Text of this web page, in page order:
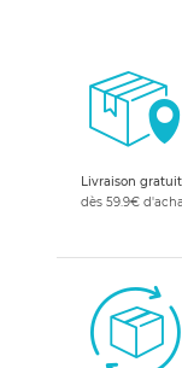
Livraison
dès 59.9€